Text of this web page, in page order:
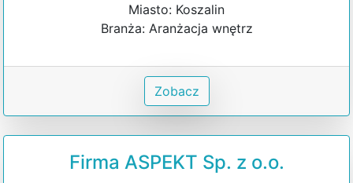
Miasto: Koszalin
Branża: Aranżacja wnętrz
Zobacz
Firma ASPEKT Sp. z o.o.